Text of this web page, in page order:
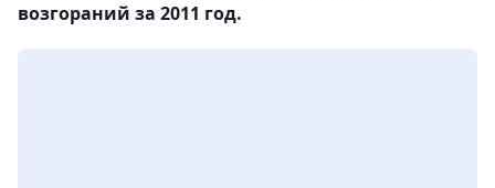
возгораний за 2011 год.